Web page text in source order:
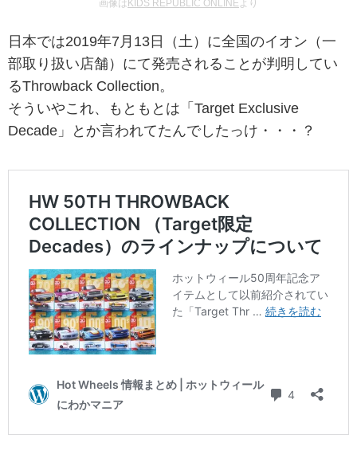
画像は KIDS REPUBLIC ONLINE より
日本では2019年7月13日（土）に全国のイオン（一
部取り扱い店舗）にて発売されることが判明してい
るThrowback Collection。
そういやこれ、もともとは「Target Exclusive
Decade」とか言われてたんでしたっけ・・・？